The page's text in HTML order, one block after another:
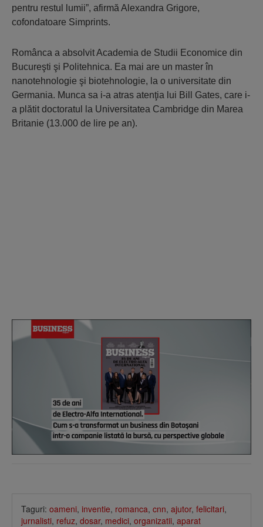
pentru restul lumii”, afirmă Alexandra Grigore,
cofondatoare Simprints.
Românca a absolvit Academia de Studii Economice din
Bucureşti şi Politehnica. Ea mai are un master în
nanotehnologie şi biotehnologie, la o universitate din
Germania. Munca sa i-a atras atenţia lui Bill Gates, care i-
a plătit doctoratul la Universitatea Cambridge din Marea
Britanie (13.000 de lire pe an).
Taguri: oameni, inventie, romanca, cnn, ajutor, felicitari,
jurnalisti, refuz, dosar, medici, organizatii, aparat